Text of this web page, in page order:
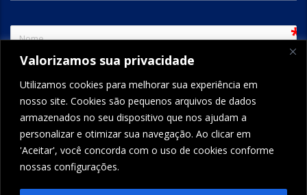
Valorizamos sua privacidade
Utilizamos cookies para melhorar sua experiência em
nosso site. Cookies são pequenos arquivos de dados
armazenados no seu dispositivo que nos ajudam a
personalizar e otimizar sua navegação. Ao clicar em
'Aceitar', você concorda com o uso de cookies conforme
nossas configurações.
FORMCRAFT - WORDPRESS FORM BUILDER